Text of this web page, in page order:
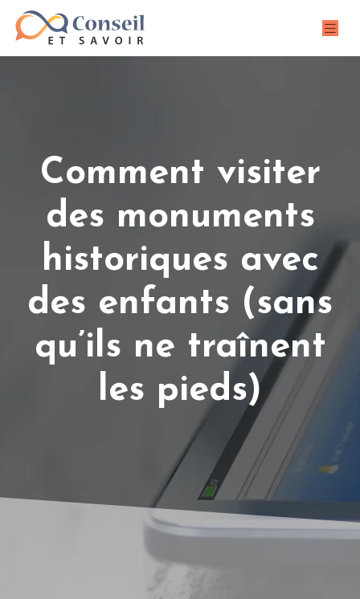
Comment visiter
des monuments
historiques avec
des enfants (sans
qu’ils ne traînent
les pieds)